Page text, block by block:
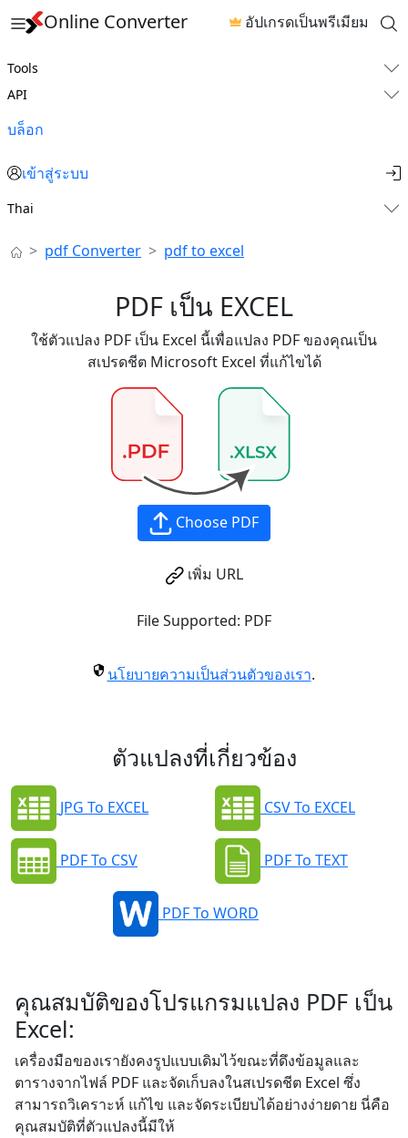
Online Converter อัปเกรดเป็นพรีเมียม
Tools
API
บล็อก
เข้าสู่ระบบ
Thai
pdf Converter pdf to excel
PDF เป็น EXCEL
ใช้ตัวแปลง PDF เป็น Excel นี้เพื่อแปลง PDF ของคุณเป็น
สเปรดชีต Microsoft Excel ที่แก้ไขได้
Choose PDF
เพิ่ม URL
File Supported: PDF
นโยบายความเป็นส่วนตัวของเรา.
ตัวแปลงที่เกี่ยวข้อง
JPG To EXCEL CSV To EXCEL
PDF To CSV PDF To TEXT
PDF To WORD
คุณสมบัติของโปรแกรมแปลง PDF เป็น
Excel:
เครื่องมือของเรายังคงรูปแบบเดิมไว้ขณะที่ดึงข้อมูลและ
ตารางจากไฟล์ PDF และจัดเก็บลงในสเปรดชีต Excel ซึ่ง
สามารถวิเคราะห์ แก้ไข และจัดระเบียบได้อย่างง่ายดาย นี่คือ
คุณสมบัติที่ตัวแปลงนี้มีให้